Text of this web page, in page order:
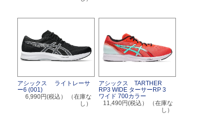
アシックス ライトレーサ
ー6 (001)
6,990円(税込）
（在庫な
し）
アシックス TARTHER
RP3 WIDE ターサーRP 3
ワイド 700カラー
11,490円(税込）
（在庫な
し）